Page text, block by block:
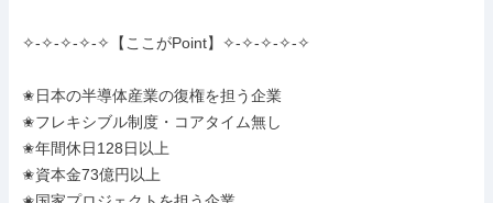
✧-✧-✧-✧-✧【ここがPoint】✧-✧-✧-✧-✧
✬日本の半導体産業の復権を担う企業
✬フレキシブル制度・コアタイム無し
✬年間休日128日以上
✬資本金73億円以上